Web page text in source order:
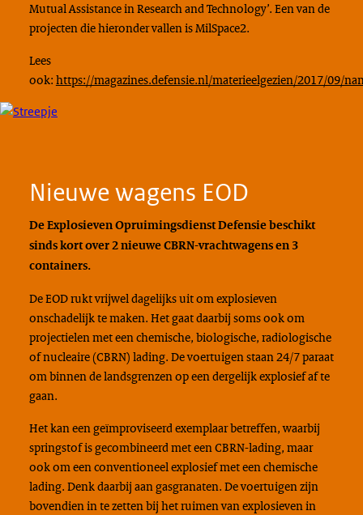
Mutual Assistance in Research and Technology’. Een van de
projecten die hieronder vallen is MilSpace2.
Lees
ook: https://magazines.defensie.nl/materieelgezien/2017/09/
Nieuwe wagens EOD
De Explosieven Opruimingsdienst Defensie beschikt
sinds kort over 2 nieuwe CBRN-vrachtwagens en 3
containers.
De EOD rukt vrijwel dagelijks uit om explosieven
onschadelijk te maken. Het gaat daarbij soms ook om
projectielen met een chemische, biologische, radiologische
of nucleaire (CBRN) lading. De voertuigen staan 24/7 paraat
om binnen de landsgrenzen op een dergelijk explosief af te
gaan.
Het kan een geïmproviseerd exemplaar betreffen, waarbij
springstof is gecombineerd met een CBRN-lading, maar
ook om een conventioneel explosief met een chemische
lading. Denk daarbij aan gasgranaten. De voertuigen zijn
bovendien in te zetten bij het ruimen van explosieven in